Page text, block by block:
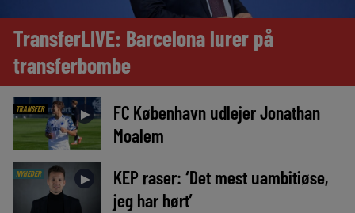
TransferLIVE: Barcelona lurer på
transferbombe
TRANSFER ►
FC København udlejer Jonathan
Moalem
NYHEDER ►
KEP raser: ‘Det mest uambitiøse,
jeg har hørt’